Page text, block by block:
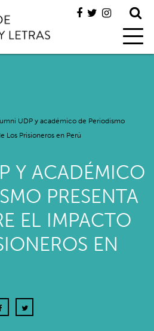
UDP y académico de Periodismo
Los Prisioneros en Perú
Y ACADÉMICO
PRESENTA
EL IMPACTO
EN